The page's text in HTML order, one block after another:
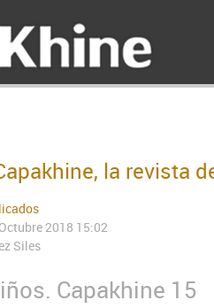
la revista
2018 15:02
Siles
Capakhine 15